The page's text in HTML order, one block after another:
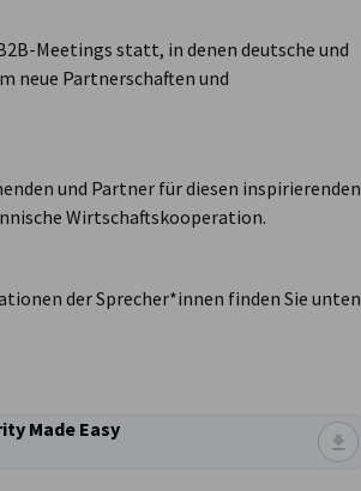
Meetings statt, in denen deutsche und
neue Partnerschaften und
und Partner für diesen inspirierenden
Wirtschaftskooperation.
der Sprecher*innen finden Sie unten
Made Easy